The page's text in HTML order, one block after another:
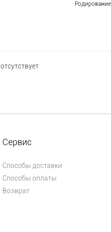
Родирование
отсутствует
Сервис
Способы доставки
Способы оплаты
Возврат